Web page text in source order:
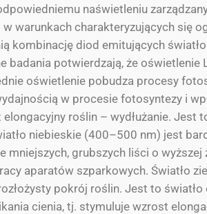
naświetleniu
warunkach charakteryzujących się
kombinację diod emitujących
potwierdzają, że oświetlenie
oświetlenie pobudza procesy
w procesie fotosyntezy i
roślin – wydłużanie.
niebieskie (400–500 nm) jest
mniejszych, grubszych liści o
aparatów szparkowych. Światło
pokrój roślin. Jest to
cienia, tj. stymuluje wzrost